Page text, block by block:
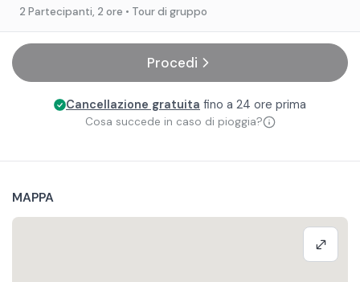
2 Partecipanti, 2 ore • Tour di gruppo
Procedi
Cancellazione gratuita fino a 24 ore prima
Cosa succede in caso di pioggia?
MAPPA